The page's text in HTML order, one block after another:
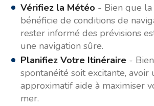
Vérifiez la Météo - Bien que la
bénéficie de conditions de
rester informé des prévisions
une navigation sûre.
Planifiez Votre Itinéraire-
spontanéité soit excitante, avoir
approximatif aide à maximiser
mer.